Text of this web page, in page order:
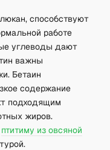
способствуют
работе
углеводы дают
важны
Бетаин
содержание
подходящим
жиров.
птитиму из овсяной